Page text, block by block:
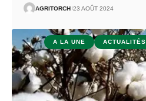
AGRITORCH 23 AOÛT 2024
A LA UNE ACTUALITÉS